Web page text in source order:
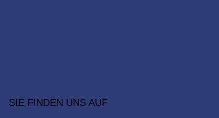
SIE FINDEN UNS AUF